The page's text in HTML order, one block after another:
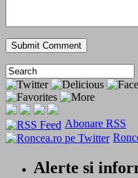
Abonare RSS
Alerte si